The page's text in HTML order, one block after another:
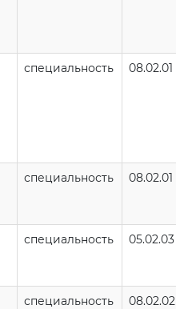
специальность 08.02.01
специальность 08.02.01
специальность 05.02.03
специальность 08.02.02